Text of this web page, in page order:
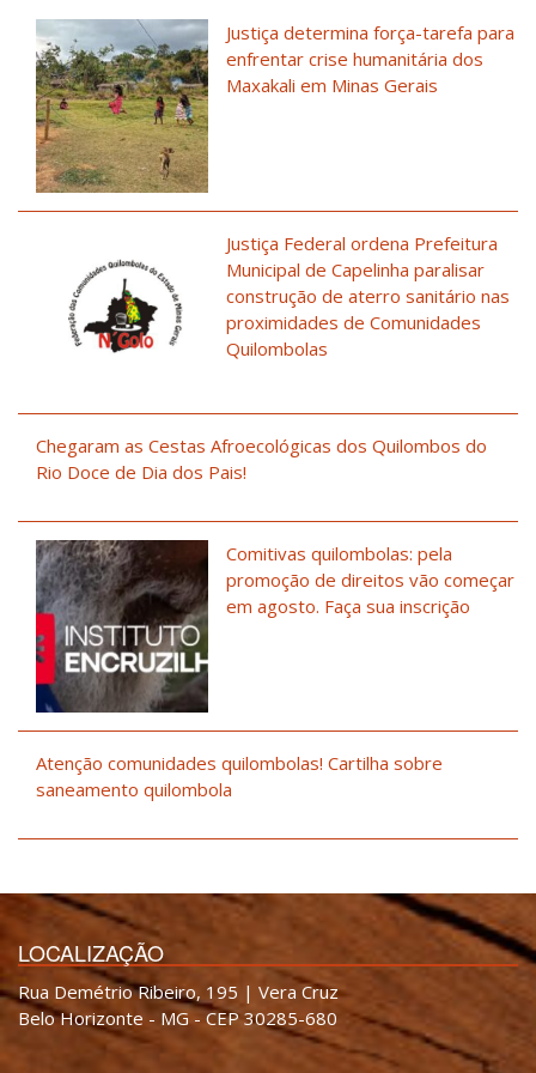
Justiça determina força-tarefa para
enfrentar crise humanitária dos
Maxakali em Minas Gerais
Justiça Federal ordena Prefeitura
Municipal de Capelinha paralisar
construção de aterro sanitário nas
proximidades de Comunidades
Quilombolas
Chegaram as Cestas Afroecológicas dos Quilombos do
Rio Doce de Dia dos Pais!
Comitivas quilombolas: pela
promoção de direitos vão começar
em agosto. Faça sua inscrição
Atenção comunidades quilombolas! Cartilha sobre
saneamento quilombola
LOCALIZAÇÃO
Rua Demétrio Ribeiro, 195 | Vera Cruz
Belo Horizonte - MG - CEP 30285-680